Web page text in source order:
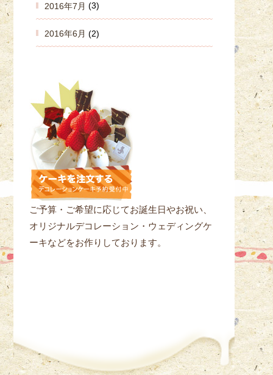
2016年7月 (3)
2016年6月 (2)
ご予算・ご希望に応じてお誕生日やお祝い、
オリジナルデコレーション・ウェディングケ
ーキなどをお作りしております。